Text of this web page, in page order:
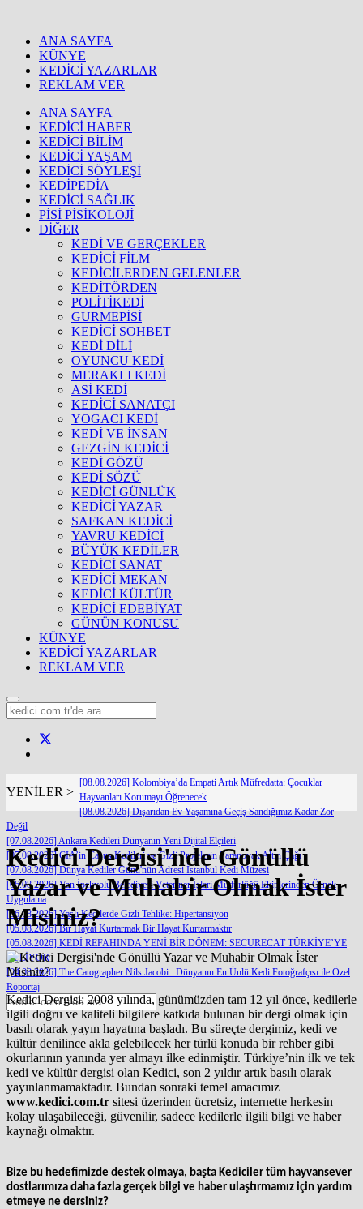
ANA SAYFA
KÜNYE
KEDİCİ YAZARLAR
REKLAM VER
ANA SAYFA
KEDİCİ HABER
KEDİCİ BİLİM
KEDİCİ YAŞAM
KEDİCİ SÖYLEŞİ
KEDİPEDİA
KEDİCİ SAĞLIK
PİSİ PİSİKOLOJİ
DİĞER
KEDİ VE GERÇEKLER
KEDİCİ FİLM
KEDİCİLERDEN GELENLER
KEDİTÖRDEN
POLİTİKEDİ
GURMEPİSİ
KEDİCİ SOHBET
KEDİ DİLİ
OYUNCU KEDİ
MERAKLI KEDİ
ASİ KEDİ
KEDİCİ SANATÇI
YOGACI KEDİ
KEDİ VE İNSAN
GEZGİN KEDİCİ
KEDİ GÖZÜ
KEDİ SÖZÜ
KEDİCİ GÜNLÜK
KEDİCİ YAZAR
SAFKAN KEDİCİ
YAVRU KEDİCİ
BÜYÜK KEDİLER
KEDİCİ SANAT
KEDİCİ MEKAN
KEDİCİ KÜLTÜR
KEDİCİ EDEBİYAT
GÜNÜN KONUSU
KÜNYE
KEDİCİ YAZARLAR
REKLAM VER
YENİLER >
[08.08.2026] Kolombiya’da Empati Artık Müfredatta: Çocuklar
Hayvanları Korumayı Öğrenecek
[08.08.2026] Dışarıdan Ev Yaşamına Geçiş Sandığımız Kadar Zor
Değil
[07.08.2026] Ankara Kedileri Dünyanın Yeni Dijital Elçileri
[07.08.2026] CIA’in Casus Kedileri ve Gizli Projelerin Paranoyak Altın Çağı
[07.08.2026] Dünya Kediler Günü'nün Adresi İstanbul Kedi Müzesi
[06.08.2026] Van İpekyolu Belediyesi Veteriner İşleri Müdürlüğü Ekiplerinden Örnek
Uygulama
[06.08.2026] Yaşlı Kedilerde Gizli Tehlike: Hipertansiyon
[05.08.2026] Bir Hayat Kurtarmak Bir Hayat Kurtarmaktır
[05.08.2026] KEDİ REFAHINDA YENİ BİR DÖNEM: SECURECAT TÜRKİYE’YE
GELİYOR
[04.08.2026] The Catographer Nils Jacobi : Dünyanın En Ünlü Kedi Fotoğrafçısı ile Özel
Röportaj
Kedici Dergisi'nde Gönüllü
Yazar ve Muhabir Olmak İster
Misiniz?
Kedici Dergisi; 2008 yılında, günümüzden tam 12 yıl önce, kedilerle
ilgili doğru ve kaliteli bilgilere katkıda bulunan bir dergi olmak için
basılı olarak yayın hayatına başladı. Bu süreçte dergimiz, kedi ve
kültür denilince akla gelebilecek her türlü konuda bir rehber gibi
okurlarının yanında yer almayı ilke edinmiştir. Türkiye’nin ilk ve tek
kedi ve kültür dergisi olan Kedici, son 2 yıldır artık basılı olarak
yayınlanmamaktadır. Bundan sonraki temel amacımız
www.kedici.com.tr sitesi üzerinden ücretsiz, internette herkesin
kolay ulaşabileceği, güvenilir, sadece kedilerle ilgili bilgi ve haber
kaynağı olmaktır.
Bize bu hedefimizde destek olmaya, başta Kediciler tüm hayvansever
dostlarımıza daha fazla gerçek bilgi ve haber ulaştırmamız için yardım
etmeye ne dersiniz?